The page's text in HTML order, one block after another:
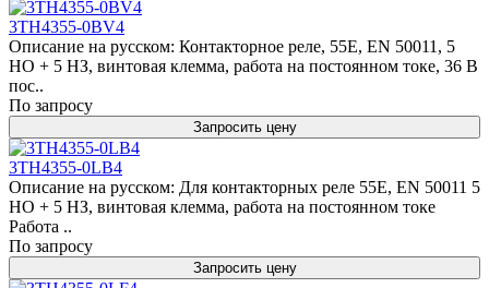
3TH4355-0BV4
Описание на русском: Контакторное реле, 55E, EN 50011, 5
НО + 5 НЗ, винтовая клемма, работа на постоянном токе, 36 В
пос..
По запросу
Запросить цену
3TH4355-0LB4
Описание на русском: Для контакторных реле 55E, EN 50011 5
НО + 5 НЗ, винтовая клемма, работа на постоянном токе
Работа ..
По запросу
Запросить цену